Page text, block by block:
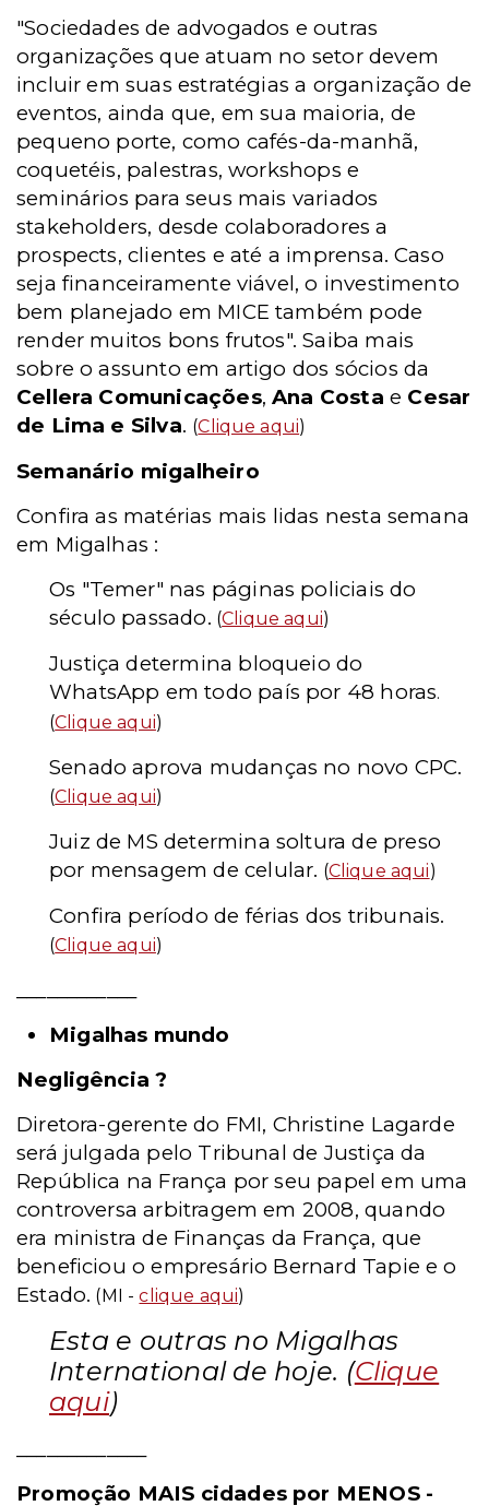
"Sociedades de advogados e outras
organizações que atuam no setor devem
incluir em suas estratégias a organização de
eventos, ainda que, em sua maioria, de
pequeno porte, como cafés-da-manhã,
coquetéis, palestras, workshops e
seminários para seus mais variados
stakeholders, desde colaboradores a
prospects, clientes e até a imprensa. Caso
seja financeiramente viável, o investimento
bem planejado em MICE também pode
render muitos bons frutos". Saiba mais
sobre o assunto em artigo dos sócios da
Cellera Comunicações, Ana Costa e Cesar
de Lima e Silva. (Clique aqui)
Semanário migalheiro
Confira as matérias mais lidas nesta semana
em Migalhas :
Os "Temer" nas páginas policiais do
século passado. (Clique aqui)
Justiça determina bloqueio do
WhatsApp em todo país por 48 horas.
(Clique aqui)
Senado aprova mudanças no novo CPC.
(Clique aqui)
Juiz de MS determina soltura de preso
por mensagem de celular. (Clique aqui)
Confira período de férias dos tribunais.
(Clique aqui)
Migalhas mundo
Negligência ?
Diretora-gerente do FMI, Christine Lagarde
será julgada pelo Tribunal de Justiça da
República na França por seu papel em uma
controversa arbitragem em 2008, quando
era ministra de Finanças da França, que
beneficiou o empresário Bernard Tapie e o
Estado. (MI -clique aqui)
Esta e outras no Migalhas
International de hoje. (Clique
aqui)
Promoção MAIS cidades por MENOS -